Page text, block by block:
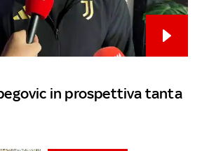
in prospettiva tanta